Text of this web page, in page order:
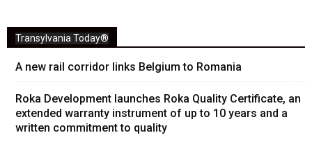
Transylvania Today®
A new rail corridor links Belgium to Romania
Roka Development launches Roka Quality Certificate, an
extended warranty instrument of up to 10 years and a
written commitment to quality